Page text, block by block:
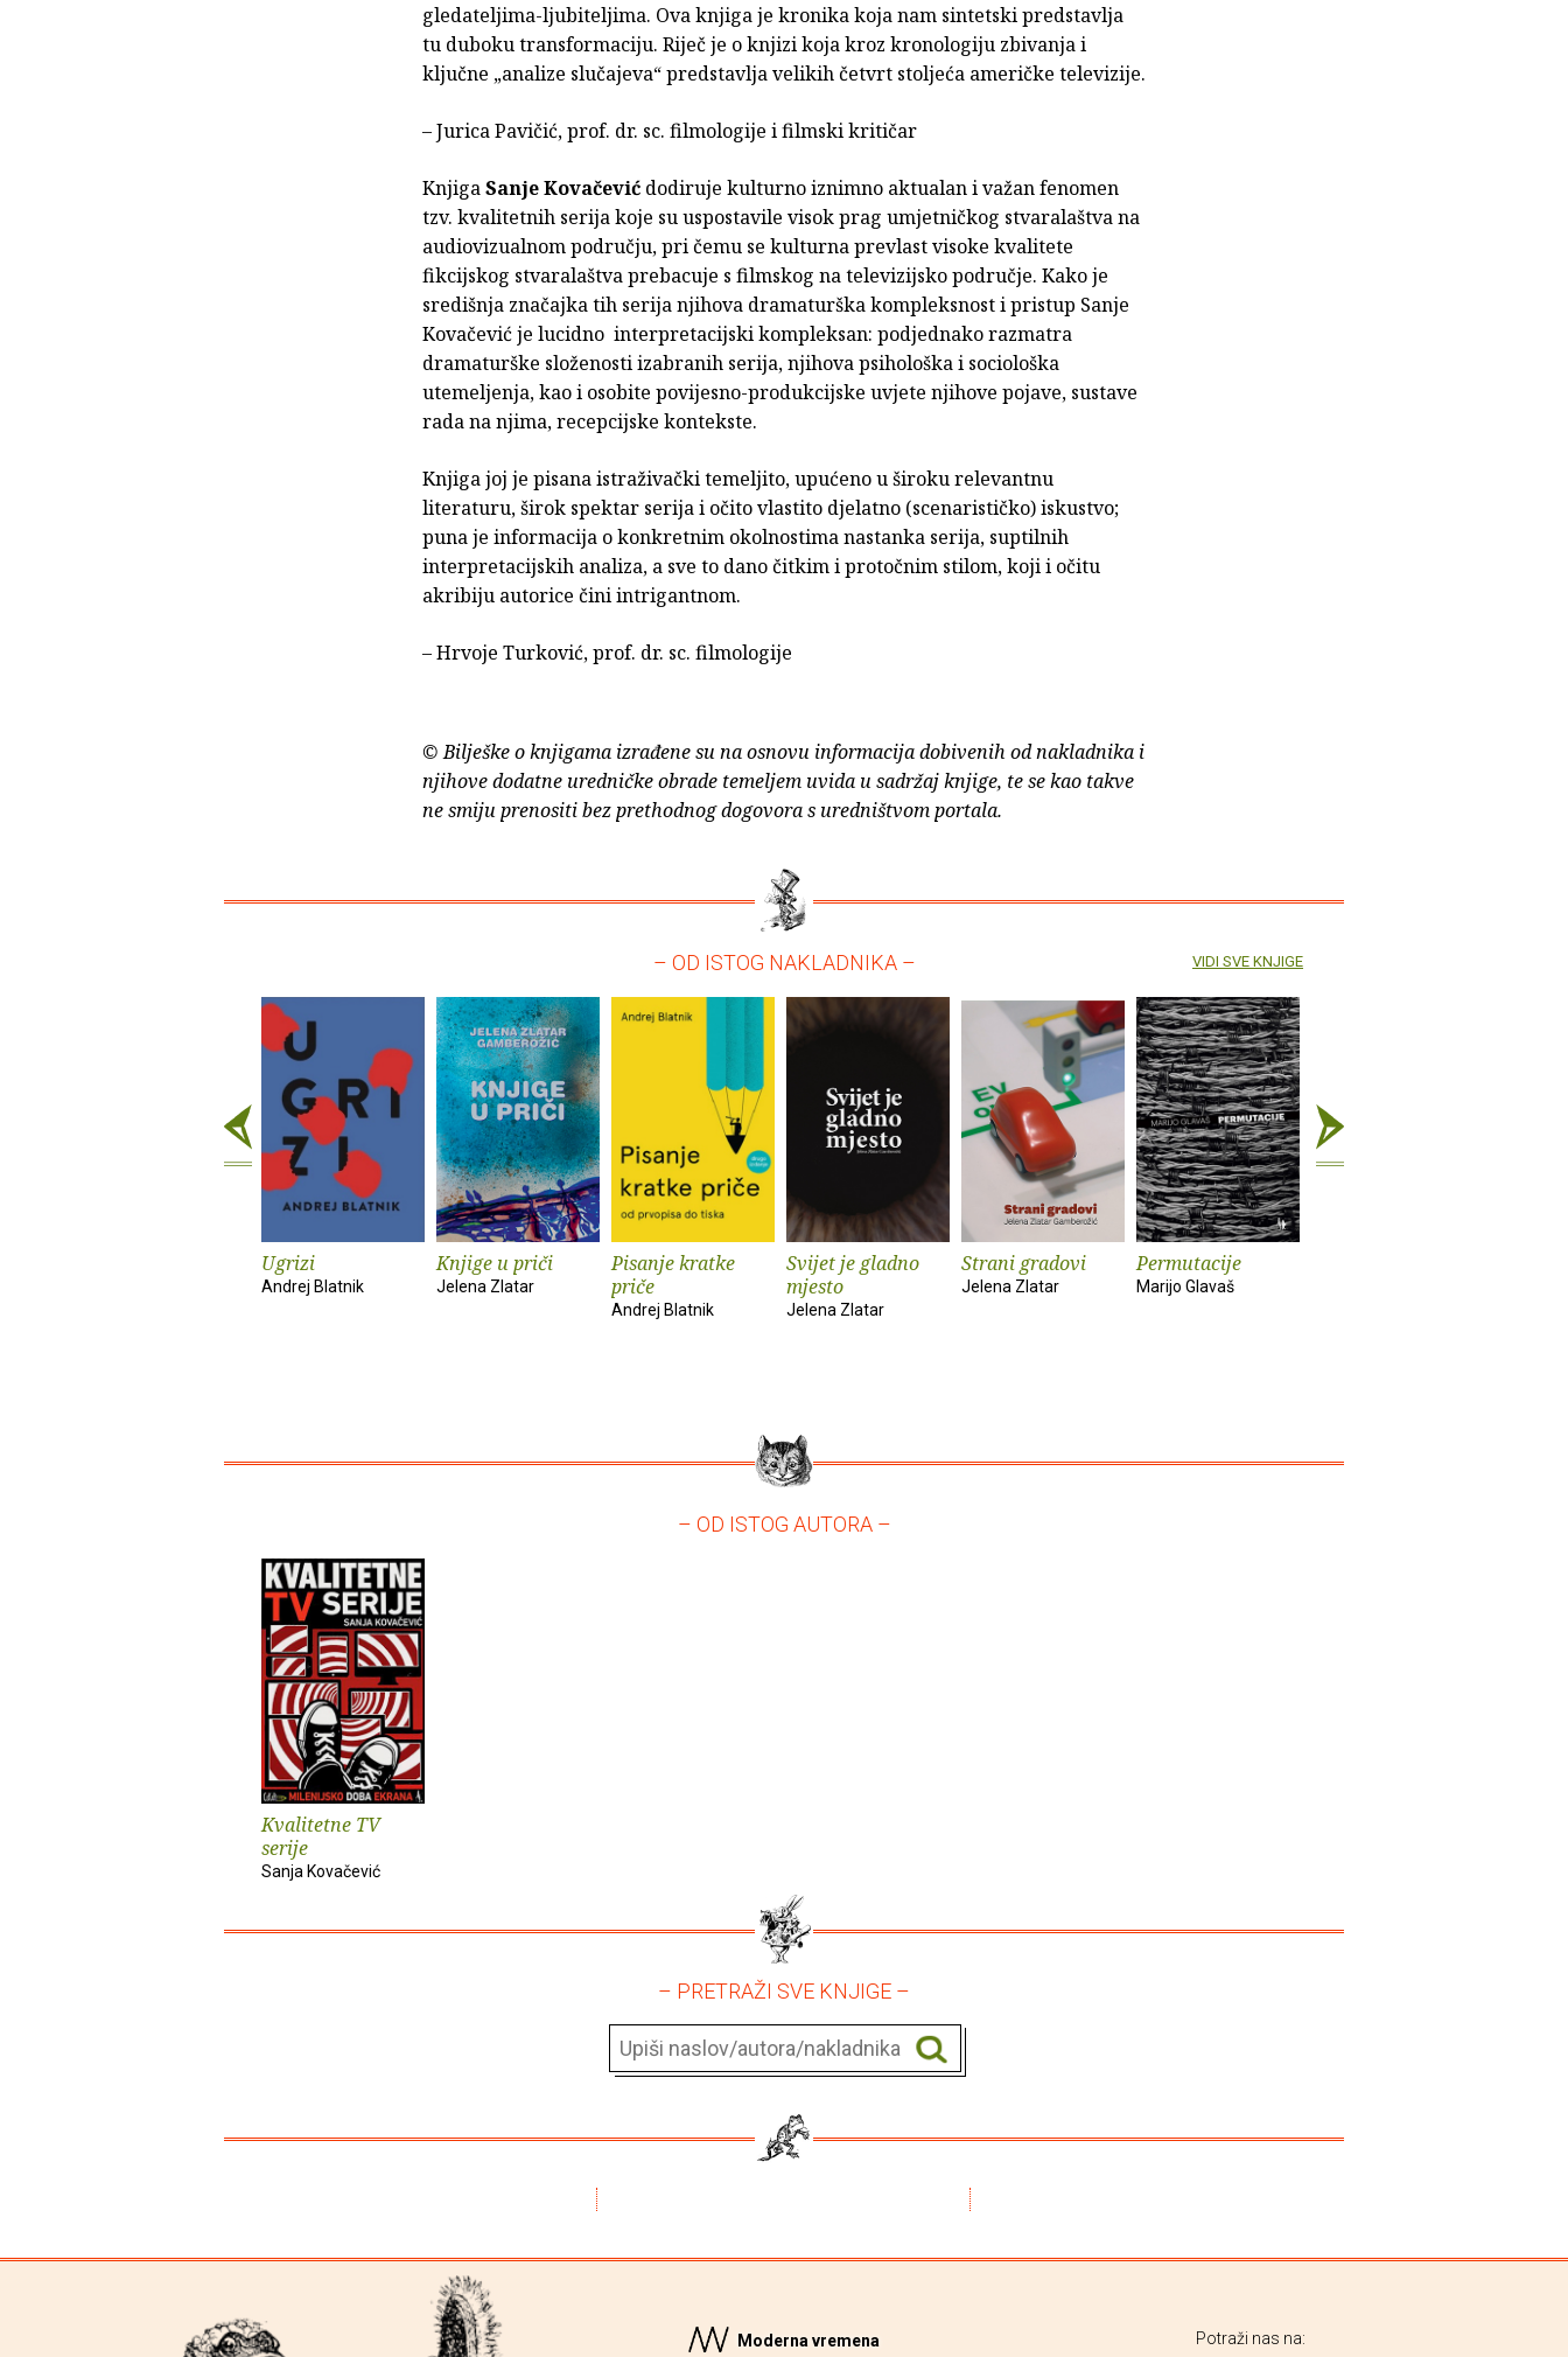
gledateljima-ljubiteljima. Ova knjiga je kronika koja nam sintetski predstavlja
tu duboku transformaciju. Riječ je o knjizi koja kroz kronologiju zbivanja i
ključne „analize slučajeva“ predstavlja velikih četvrt stoljeća američke televizije.
– Jurica Pavičić, prof. dr. sc. filmologije i filmski kritičar
KnjigaSanje Kovačević dodiruje kulturno iznimno aktualan i važan fenomen
tzv. kvalitetnih serija koje su uspostavile visok prag umjetničkog stvaralaštva na
audiovizualnom području, pri čemu se kulturna prevlast visoke kvalitete
fikcijskog stvaralaštva prebacuje s filmskog na televizijsko područje. Kako je
središnja značajka tih serija njihova dramaturška kompleksnost i pristup Sanje
Kovačević je lucidno interpretacijski kompleksan: podjednako razmatra
dramaturške složenosti izabranih serija, njihova psihološka i sociološka
utemeljenja, kao i osobite povijesno-produkcijske uvjete njihove pojave, sustave
rada na njima, recepcijske kontekste.
Knjiga joj je pisana istraživački temeljito, upućeno u široku relevantnu
literaturu, širok spektar serija i očito vlastito djelatno (scenarističko) iskustvo;
puna je informacija o konkretnim okolnostima nastanka serija, suptilnih
interpretacijskih analiza, a sve to dano čitkim i protočnim stilom, koji i očitu
akribiju autorice čini intrigantnom.
– Hrvoje Turković, prof. dr. sc. filmologije
© Bilješke o knjigama izrađene su na osnovu informacija dobivenih od nakladnika i
njihove dodatne uredničke obrade temeljem uvida u sadržaj knjige, te se kao takve
ne smiju prenositi bez prethodnog dogovora s uredništvom portala.
– OD ISTOG NAKLADNIKA –
Ugrizi
Andrej Blatnik
Knjige u priči
Jelena Zlatar
Pisanje kratke
priče
Andrej Blatnik
Svijet je gladno
mjesto
Jelena Zlatar
Strani gradovi
Jelena Zlatar
Permutacije
Marijo Glavaš
VIDI SVE KNJIGE
– OD ISTOG AUTORA –
Kvalitetne TV
serije
Sanja Kovačević
– PRETRAŽI SVE KNJIGE –
Moderna vremena Potraži nas na: